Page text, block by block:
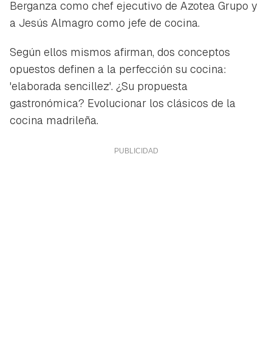
Berganza como chef ejecutivo de Azotea Grupo y
a Jesús Almagro como jefe de cocina.
Según ellos mismos afirman, dos conceptos
opuestos definen a la perfección su cocina:
'elaborada sencillez'. ¿Su propuesta
gastronómica? Evolucionar los clásicos de la
cocina madrileña.